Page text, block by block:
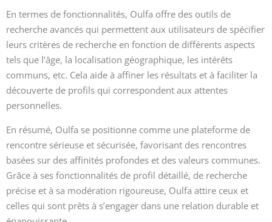
En termes de fonctionnalités, Oulfa offre des outils de
recherche avancés qui permettent aux utilisateurs de spécifier
leurs critères de recherche en fonction de différents aspects
tels que l’âge, la localisation géographique, les intérêts
communs, etc. Cela aide à affiner les résultats et à faciliter la
découverte de profils qui correspondent aux attentes
personnelles.
En résumé, Oulfa se positionne comme une plateforme de
rencontre sérieuse et sécurisée, favorisant des rencontres
basées sur des affinités profondes et des valeurs communes.
Grâce à ses fonctionnalités de profil détaillé, de recherche
précise et à sa modération rigoureuse, Oulfa attire ceux et
celles qui sont prêts à s’engager dans une relation durable et